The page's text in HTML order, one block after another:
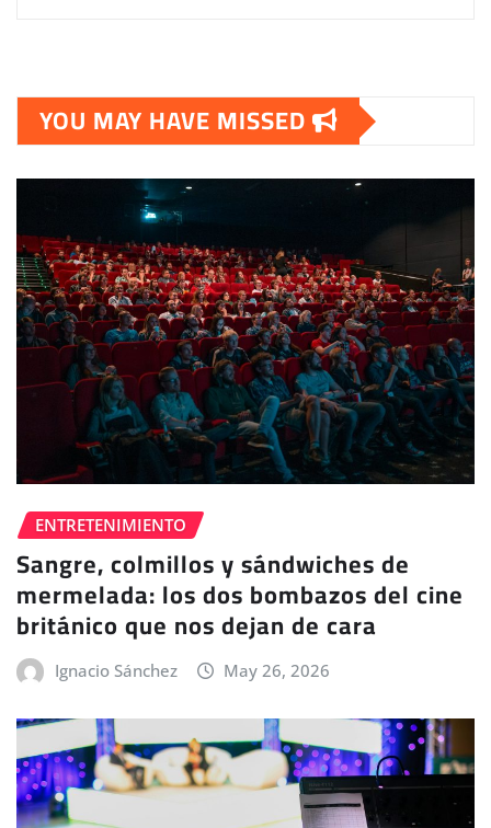
YOU MAY HAVE MISSED
ENTRETENIMIENTO
Sangre, colmillos y sándwiches de
mermelada: los dos bombazos del cine
británico que nos dejan de cara
Ignacio Sánchez May 26, 2026